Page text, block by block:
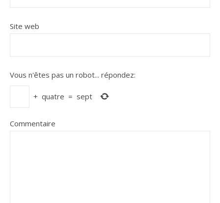
Site web
Vous n'êtes pas un robot... répondez:
+ quatre = sept
Commentaire